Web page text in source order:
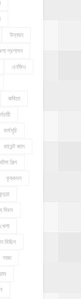
উন্নয়ন
প্রশাসন
এনজিও
কবিতা
কর্মসূচি
কারেন্ট জাল
কাঁসা শিল্প
কৃষকদল
দিবস
খেলা
মিছিল
গাজা